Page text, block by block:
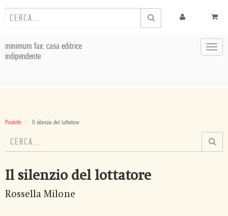
minimum fax: casa editrice
indipendente
Prodotti Il silenzio del lottatore
Il silenzio del lottatore
Rossella Milone